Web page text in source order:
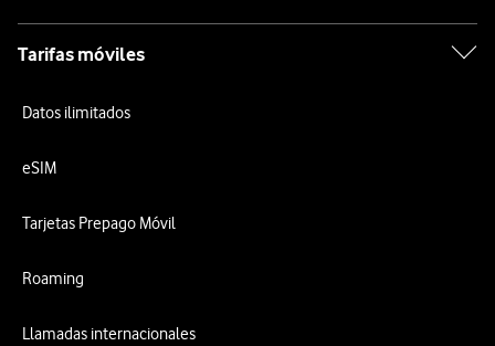
Tarifas móviles
Datos ilimitados
eSIM
Tarjetas Prepago Móvil
Roaming
Llamadas internacionales